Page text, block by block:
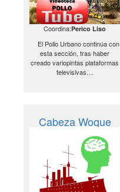
Coordina:Perico Liso
El Pollo Urbano continúa con
esta sección, tras haber
creado variopintas plataformas
televisivas…
Cabeza Woque